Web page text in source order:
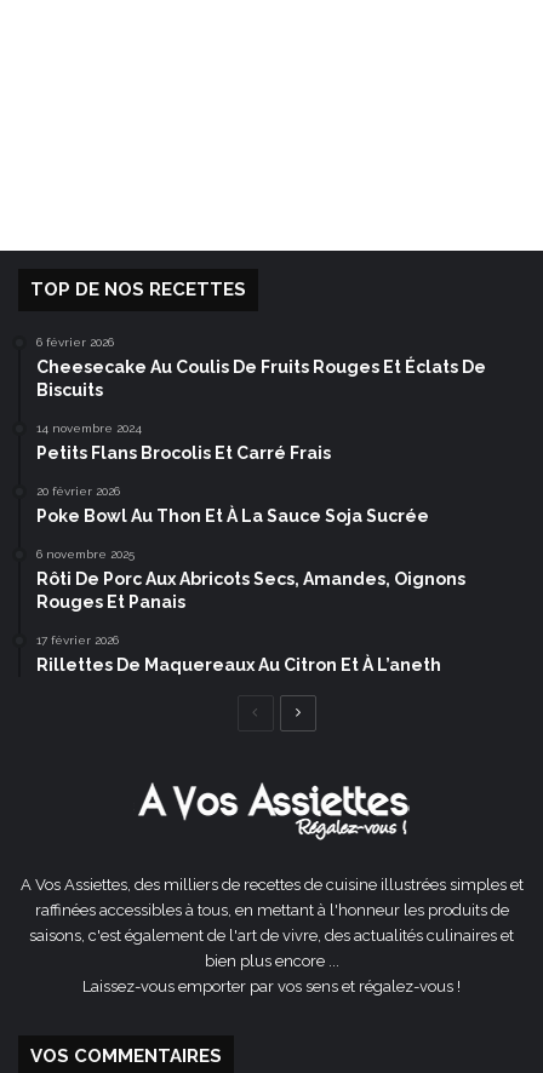
TOP DE NOS RECETTES
6 février 2026
Cheesecake Au Coulis De Fruits Rouges Et Éclats De
Biscuits
14 novembre 2024
Petits Flans Brocolis Et Carré Frais
20 février 2026
Poke Bowl Au Thon Et À La Sauce Soja Sucrée
6 novembre 2025
Rôti De Porc Aux Abricots Secs, Amandes, Oignons
Rouges Et Panais
17 février 2026
Rillettes De Maquereaux Au Citron Et À L’aneth
Page
A Vos Assiettes, des milliers de recettes de cuisine illustrées simples et
raffinées accessibles à tous, en mettant à l'honneur les produits de
saisons, c'est également de l'art de vivre, des actualités culinaires et
bien plus encore ...
Laissez-vous emporter par vos sens et régalez-vous !
VOS COMMENTAIRES